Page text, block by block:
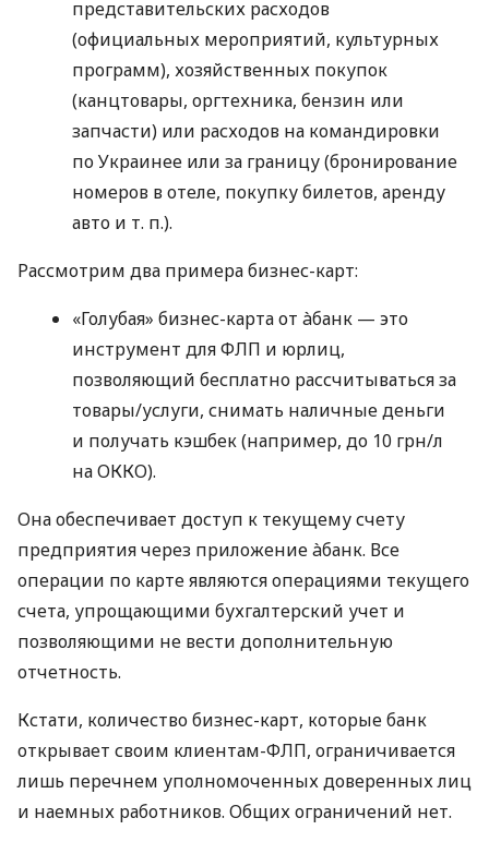
представительских расходов
(официальных мероприятий, культурных
программ), хозяйственных покупок
(канцтовары, оргтехника, бензин или
запчасти) или расходов на командировки
по Украинее или за границу (бронирование
номеров в отеле, покупку билетов, аренду
авто и т. п.).
Рассмотрим два примера бизнес-карт:
«Голубая» бизнес-карта от àбанк — это
инструмент для ФЛП и юрлиц,
позволяющий бесплатно рассчитываться за
товары/услуги, снимать наличные деньги
и получать кэшбек (например, до 10 грн/л
на ОККО).
Она обеспечивает доступ к текущему счету
предприятия через приложение àбанк. Все
операции по карте являются операциями текущего
счета, упрощающими бухгалтерский учет и
позволяющими не вести дополнительную
отчетность.
Кстати, количество бизнес-карт, которые банк
открывает своим клиентам-ФЛП, ограничивается
лишь перечнем уполномоченных доверенных лиц
и наемных работников. Общих ограничений нет.